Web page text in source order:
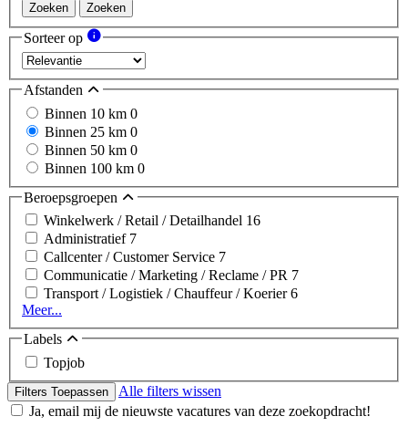
Zoeken Zoeken
Sorteer op
Afstanden
Binnen 10 km 0
Binnen 25 km 0
Binnen 50 km 0
Binnen 100 km 0
Beroepsgroepen
Winkelwerk / Retail / Detailhandel 16
Administratief 7
Callcenter / Customer Service 7
Communicatie / Marketing / Reclame / PR 7
Transport / Logistiek / Chauffeur / Koerier6
Meer...
Labels
Topjob
Filters Toepassen
Alle filters wissen
Ja, email mij de nieuwste vacatures van deze zoekopdracht!